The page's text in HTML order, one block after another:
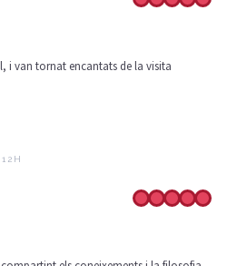
i van tornat encantats de la visita